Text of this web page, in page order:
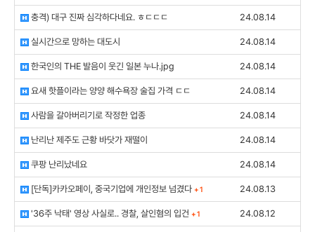
충격) 대구 진짜 심각하다네요. ㅎㄷㄷㄷ 24.08.14
실시간으로 망하는 대도시 24.08.14
한국인의 THE 발음이 웃긴 일본 누나.jpg 24.08.14
요새 핫플이라는 양양 해수욕장 술집 가격 ㄷㄷ 24.08.14
사람을 갈아버리기로 작정한 업종 24.08.14
난리난 제주도 근황 바닷가 재떨이 24.08.14
쿠팡 난리났네요 24.08.14
[단독]카카오페이, 중국기업에 개인정보 넘겼다 + 1 24.08.13
'36주 낙태' 영상 사실로.. 경찰, 살인혐의 입건 + 1 24.08.12